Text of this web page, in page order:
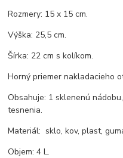
Rozmery: 15 x 15 cm.
Výška: 25,5 cm.
Šírka: 22 cm s kolíkom.
Horný priemer nakladacieho
Obsahuje: 1 sklenenú
tesnenia.
Materiál: sklo, kov, plast,
Objem: 4 L.